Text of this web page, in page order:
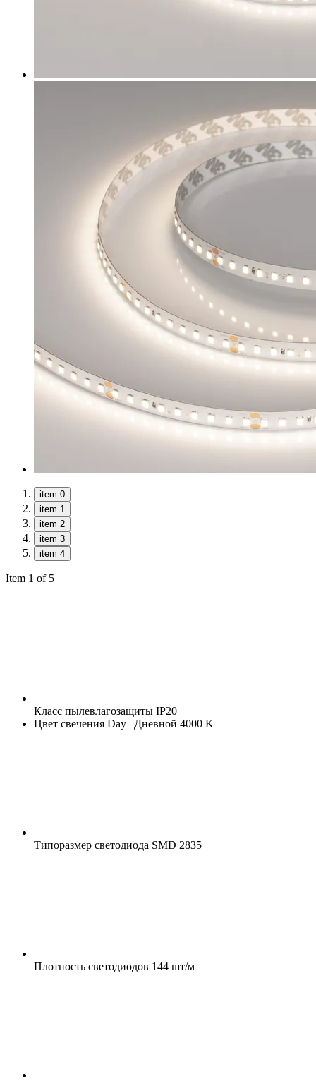
item 0
item 1
item 2
item 3
item 4
Item 1 of 5
Класс пылевлагозащиты IP20
Цвет свечения Day | Дневной 4000 K
Типоразмер светодиода SMD 2835
Плотность светодиодов 144 шт/м